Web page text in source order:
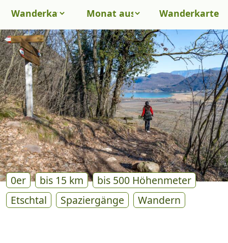
A
L
T
S
P
R
I
N
G
E
N
Touren
Wanderkategorie
Datum
Wanderkarte
0er bis 15 km
bis 500 Höhenmeter
Etschtal
Spaziergänge Wandern